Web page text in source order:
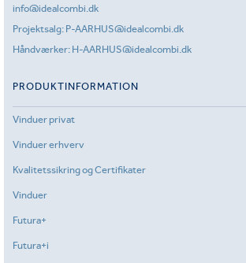
info@idealcombi.dk
Projektsalg: P-AARHUS@idealcombi.dk
Håndværker: H-AARHUS@idealcombi.dk
PRODUKTINFORMATION
Vinduer privat
Vinduer erhverv
Kvalitetssikring og Certifikater
Vinduer
Futura+
Futura+i